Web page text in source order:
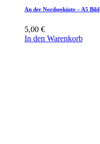
An der Nordseeküste – A5 Bild
5,00 €
In den Warenkorb